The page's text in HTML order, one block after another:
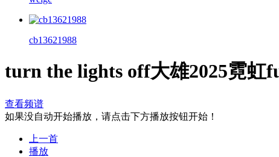
cb13621988
turn the lights off大雄2025霓虹
查看频谱
如果没自动开始播放，请点击下方播放按钮开始！
上一首
播放